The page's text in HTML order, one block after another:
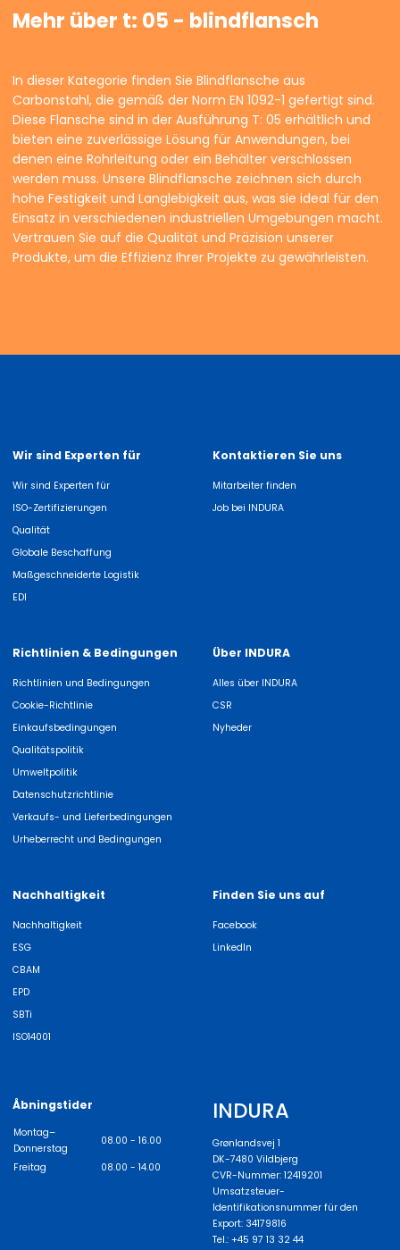
Mehr über t: 05 - blindflansch
In dieser Kategorie finden Sie Blindflansche aus
Carbonstahl, die gemäß der Norm EN 1092-1 gefertigt sind.
Diese Flansche sind in der Ausführung T: 05 erhältlich und
bieten eine zuverlässige Lösung für Anwendungen, bei
denen eine Rohrleitung oder ein Behälter verschlossen
werden muss. Unsere Blindflansche zeichnen sich durch
hohe Festigkeit und Langlebigkeit aus, was sie ideal für den
Einsatz in verschiedenen industriellen Umgebungen macht.
Vertrauen Sie auf die Qualität und Präzision unserer
Produkte, um die Effizienz Ihrer Projekte zu gewährleisten.
Wir sind Experten für
Wir sind Experten für
ISO-Zertifizierungen
Qualität
Globale Beschaffung
Maßgeschneiderte Logistik
EDI
Kontaktieren Sie uns
Mitarbeiter finden
Job bei INDURA
Richtlinien & Bedingungen
Richtlinien und Bedingungen
Cookie-Richtlinie
Einkaufsbedingungen
Qualitätspolitik
Umweltpolitik
Datenschutzrichtlinie
Verkaufs- und Lieferbedingungen
Urheberrecht und Bedingungen
Über INDURA
Alles über INDURA
CSR
Nyheder
Nachhaltigkeit
Nachhaltigkeit
ESG
CBAM
EPD
SBTi
ISO14001
Finden Sie uns auf
Facebook
LinkedIn
Åbningstider
Montag–
Donnerstag
08.00 - 16.00
Freitag
08.00 - 14.00
INDURA
Grønlandsvej 1
DK-7480 Vildbjerg
CVR-Nummer: 12419201
Umsatzsteuer-
Identifikationsnummer für den
Export: 34179816
Tel.: +45 97 13 32 44